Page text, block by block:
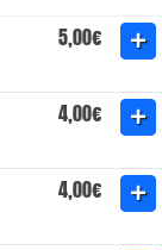
5,00€
4,00€
4,00€